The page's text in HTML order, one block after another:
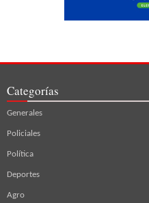
Categorías
Generales
Policiales
Política
Deportes
Agro